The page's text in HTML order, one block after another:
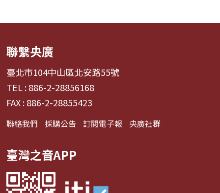
聯繫央廣
臺北市104中山區北安路55號
TEL : 886-2-28856168
FAX : 886-2-28855423
聯絡我們 採購公告 訂閱電子報 央廣社群
臺灣之音APP